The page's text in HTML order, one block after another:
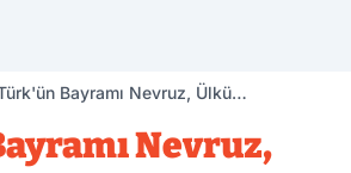
Bayramı Nevruz, Ülkü
Nevruz,